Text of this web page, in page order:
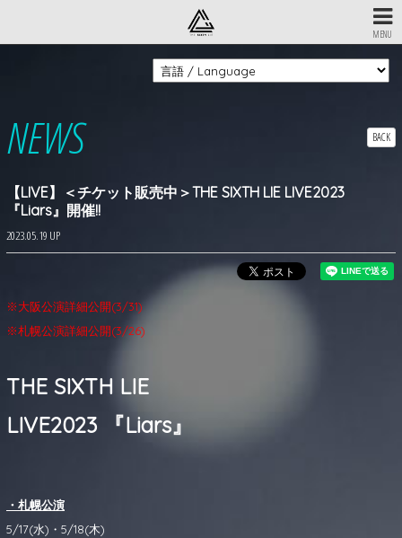
MENU
NEWS BACK
【LIVE】＜チケット販売中＞THE SIXTH LIE LIVE2023
『Liars』開催!!
2023.05.19 UP
※大阪公演詳細公開(3/31)
※札幌公演詳細公開(3/26)
THE SIXTH LIE
LIVE2023 『Liars』
・札幌公演
5/17(水)・5/18(木)